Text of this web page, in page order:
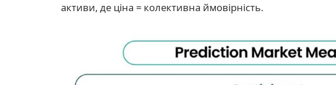
активи, де ціна = колективна ймовірність.